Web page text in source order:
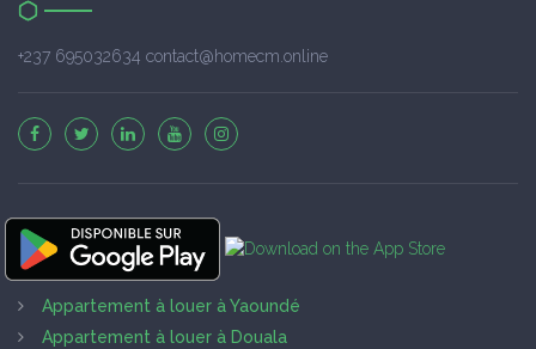
+237 695032634 contact@homecm.online
Appartement à louer à Yaoundé
Appartement à louer à Douala